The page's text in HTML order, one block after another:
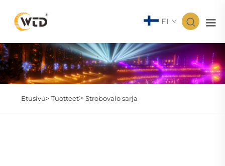
FI
Etusivu> Tuotteet> Strobovalo sarja